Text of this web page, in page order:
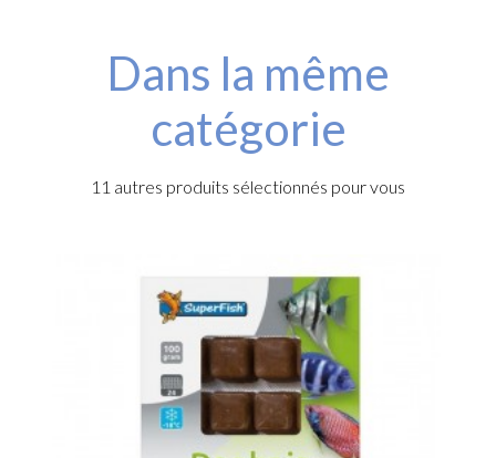
Dans la même
catégorie
11 autres produits sélectionnés pour vous